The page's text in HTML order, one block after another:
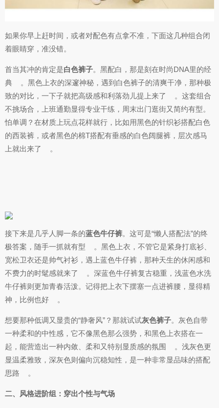
如果你早上赶时间，或者对配色有点拿不准，下面这几种组合闭
着眼睛穿，准没错。
首当其冲的肯定是白色裤子。黑配白，那是刻在时尚DNA里的经
典
。黑色上衣的深邃神秘，遇到白色裤子的清爽干净，那种极
致的对比，一下子就把高级感和利落劲儿提上来了
。这套组合
不挑场合，上班通勤显得专业干练，周末出门逛街又简约有型。
怕单调？在材质上玩点花样就行，比如用黑色的针织衫搭配白色
的西装裤，或者黑色的棉T搭配有垂感的白色阔腿裤，层次感马
上就出来了
。
接下来是几乎人脚一条的蓝色牛仔裤。这可是“懒人搭配法”的终
极答案，随手一抓就有型
。黑色上衣，不管它是紧身打底衫、
宽松卫衣还是帅气衬衫，遇上蓝色牛仔裤，那种天生的休闲感和
不费力的时髦感就来了
。深蓝色牛仔裤复古稳重，浅蓝色水洗
牛仔裤则更加青春活泼。记得把上衣下摆塞一点进裤腰，显得精
神，比例也好
。
想要那种低调又显贵的“静奢风”？那就试试灰色裤子。灰色自带
一种柔和的中性感，它不像黑色那么强势，和黑色上衣搭在一
起，能营造出一种内敛、柔和又特别显质感的氛围
。浅灰色更
显温柔雅致，深灰色则偏向沉稳知性，是一种非常显品味的搭配
思路
。
二、风格进阶组：穿出个性与气场